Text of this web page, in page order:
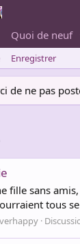
Quoi de neuf
Enregistrer
de ne pas
fille sans
tous